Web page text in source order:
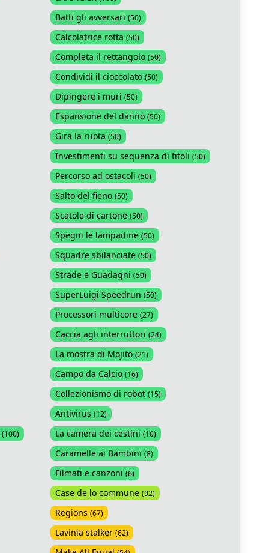
(100)
Batti gli avversari (50)
Calcolatrice rotta (50)
Completa il rettangolo (50)
Condividi il cioccolato (50)
Dipingere i muri (50)
Espansione del danno (50)
Gira la ruota (50)
Investimenti su sequenza di titoli (50)
Percorso ad ostacoli (50)
Salto del fieno (50)
Scatole di cartone (50)
Spegni le lampadine (50)
Squadre sbilanciate (50)
Strade e Guadagni (50)
SuperLuigi Speedrun (50)
Processori multicore (27)
Caccia agli interruttori (24)
La mostra di Mojito (21)
Campo da Calcio (16)
Collezionismo di robot (15)
Antivirus (12)
La camera dei cestini (10)
Caramelle ai Bambini (8)
Filmati e canzoni (6)
Case de lo commune (92)
Regions (67)
Lavinia stalker (62)